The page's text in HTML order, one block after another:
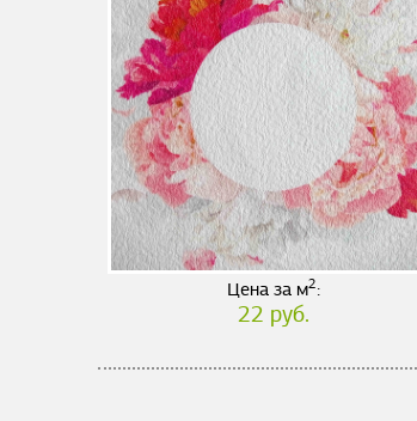
Цена за м2:
22 руб.